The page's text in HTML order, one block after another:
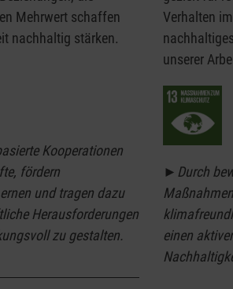
Mehrwert schaffen
nachhaltig stärken.
Kooperationen
fördern
und tragen dazu
Herausforderungen
zu gestalten.
Verhalten
unserer
► Durch
einen